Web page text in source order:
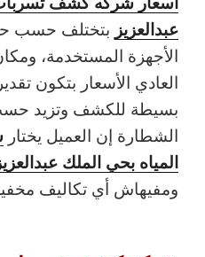
عبدالعزيز بتختلف حسب
الأجهزة المستخدمة،
العادي الأسعار بتكون
بسيطة للكشف وتزيد
الشطارة إن العميل يختار
المياه بحي الملك
ومفيهاش أي تكاليف